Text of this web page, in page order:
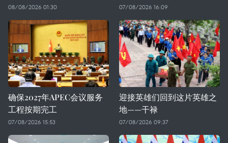
08/08/2026 01:30 07/08/2026 16:09
确保2027年APEC会议服务
工程按期完工
07/08/2026 15:53
迎接英雄们回到这片英雄之
地——干禄
07/08/2026 09:37